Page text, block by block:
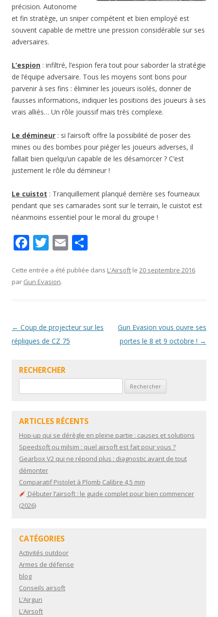
précision. Autonome
et fin stratège, un sniper compétent et bien employé est
souvent capable de mettre une pression considérable sur ses
adversaires.
L’espion : infiltré, l’espion fera tout pour saborder la stratégie
de l’équipe adversaire. Tous les moyens sont bons pour
parvenir à ses fins : éliminer les joueurs isolés, donner de
fausses informations, indiquer les positions des joueurs à ses
vrais alliés… Un rôle jouissif mais très complexe.
Le démineur : si l’airsoft offre la possibilité de poser des
mines ou des bombes pour piéger les joueurs adverses, il
fallait bien quelqu’un capable de les désamorcer ? C’est
justement le rôle du démineur !
Le cuistot : Tranquillement planqué derrière ses fourneaux
pendant que ses camarades sont sur le terrain, le cuistot est
néanmoins essentiel pour le moral du groupe !
F
e
b
k
T
itt
er
E
ai ta
Cette entrée a été publiée dans L'Airsoft le 20 septembre 2016
par Gun Evasion.
Navigation
des
← Coup de projecteur sur les
répliques de CZ 75
Gun Evasion vous ouvre ses
portes le 8 et 9 octobre ! →
RECHERCHER
ARTICLES RÉCENTS
Hop-up qui se dérègle en pleine partie : causes et solutions
Speedsoft ou milsim : quel airsoft est fait pour vous ?
Gearbox V2 qui ne répond plus : diagnostic avant de tout
démonter
Comparatif Pistolet à Plomb Calibre 4,5 mm
Débuter l’airsoft : le guide complet pour bien commencer
(2026)
CATÉGORIES
Activités outdoor
Armes de défense
blog
Conseils airsoft
L'Airgun
L'Airsoft